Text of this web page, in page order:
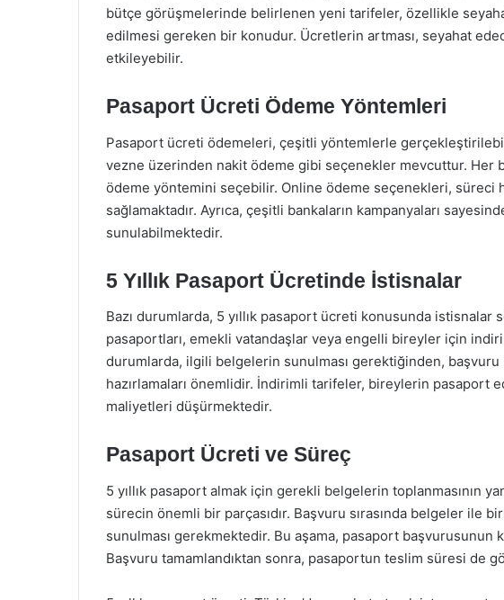
bütçe görüşmelerinde belirlenen yeni tarifeler, özellikle
edilmesi gereken bir konudur. Ücretlerin artması, seyahat
etkileyebilir.
Pasaport Ücreti Ödeme Yöntemleri
Pasaport ücreti ödemeleri, çeşitli yöntemlerle
vezne üzerinden nakit ödeme gibi seçenekler mevcuttur. Her
ödeme yöntemini seçebilir. Online ödeme seçenekleri, süreci
sağlamaktadır. Ayrıca, çeşitli bankaların kampanyaları
sunulabilmektedir.
5 Yıllık Pasaport Ücretinde İstisnalar
Bazı durumlarda, 5 yıllık pasaport ücreti konusunda
pasaportları, emekli vatandaşlar veya engelli bireyler için
durumlarda, ilgili belgelerin sunulması gerektiğinden,
hazırlamaları önemlidir. İndirimli tarifeler, bireylerin pasaport
maliyetleri düşürmektedir.
Pasaport Ücreti ve Süreç
5 yıllık pasaport almak için gerekli belgelerin toplanmasının
sürecin önemli bir parçasıdır. Başvuru sırasında belgeler ile
sunulması gerekmektedir. Bu aşama, pasaport başvurusunun
Başvuru tamamlandıktan sonra, pasaportun teslim süresi de